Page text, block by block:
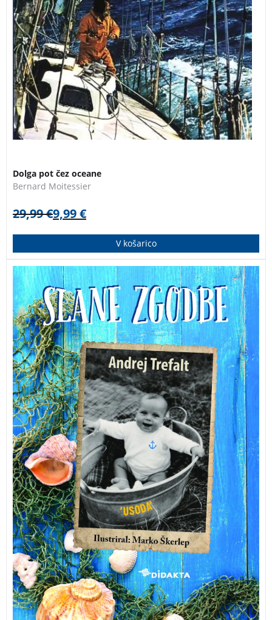
Dolga pot čez oceane
Bernard Moitessier
29,99€9,99€
V košarico
Slane zgodbe so literarni prvenec Andreja Trefalta,
strastnega morjeplovca, ki je kljub mišični distrofiji pol
življenja preživel na morju. Avtor vas v zbirki
triintridesetih zgodb popelje skozi več kot štirideset
let pustolovskih dogodivščin in občasnih katastrof.